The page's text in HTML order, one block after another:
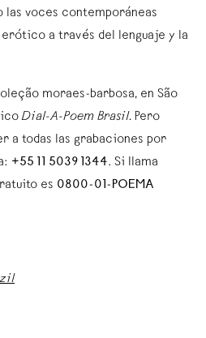
voces contemporáneas
a través del lenguaje y la
moraes-barbosa, en São
Dial-A-Poem Brasil. Pero
a todas las grabaciones por
+55 11 5039 1344. Si llama
es 0800-01-POEMA